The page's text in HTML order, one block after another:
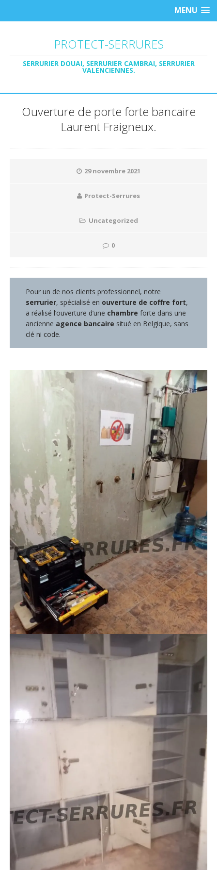
MENU
PROTECT-SERRURES
SERRURIER DOUAI, SERRURIER CAMBRAI, SERRURIER
VALENCIENNES.
Ouverture de porte forte bancaire
Laurent Fraigneux.
29 novembre 2021
Protect-Serrures
Uncategorized
0
Pour un de nos clients professionnel, notre
serrurier, spécialisé en ouverture de coffre fort,
a réalisé l’ouverture d’une chambreforte dans une
ancienne agence bancaire situé en Belgique, sans
clé ni code.